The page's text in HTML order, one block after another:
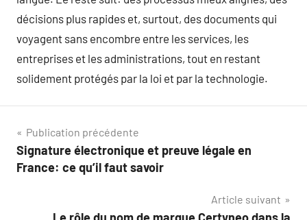
décisions plus rapides et, surtout, des documents qui
voyagent sans encombre entre les services, les
entreprises et les administrations, tout en restant
solidement protégés par la loi et par la technologie.
Navigation
de
Publication précédente
Signature électronique et preuve légale en
France: ce qu’il faut savoir
Article suivant